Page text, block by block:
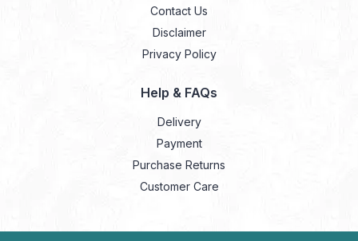
Contact Us
Disclaimer
Privacy Policy
Help & FAQs
Delivery
Payment
Purchase Returns
Customer Care